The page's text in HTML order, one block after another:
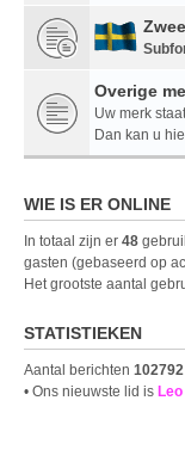
Overige
Uw merk
Dan kan u
WIE IS ER ONLINE
In totaal zijn er 48
gasten (gebaseerd op
Het grootste aantal
STATISTIEKEN
Aantal berichten 102792
• Ons nieuwste lid is